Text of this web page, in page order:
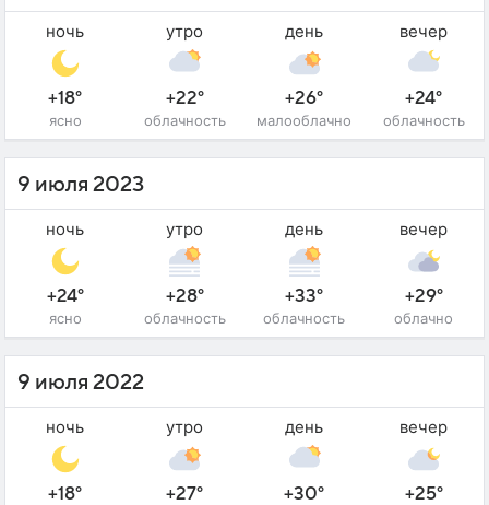
ночь
+18°
ясно
утро
+22°
облачность
день
+26°
малооблачно
вечер
+24°
облачность
9 июля 2023
ночь
+24°
ясно
утро
+28°
облачность
день
+33°
облачность
вечер
+29°
облачно
9 июля 2022
ночь
+18°
утро
+27°
день
+30°
вечер
+25°